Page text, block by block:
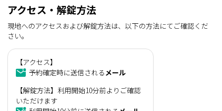
アクセス・解錠方法
現地へのアクセスおよび解錠方法は、以下の方法にてご確認くだ
さい。
【アクセス】
予約確定時に送信されるメール
【解錠方法】利用開始10分前よりご確認
いただけます